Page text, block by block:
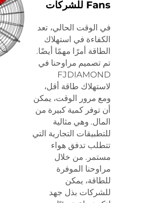
Fans للشركات
في الوقت الحالي، تعد
الكفاءة في استهلاك
الطاقة أمرًا مهمًا أيضًا.
تم تصميم مراوحنا في
FJDIAMOND
لاستهلاك طاقة أقل،
ومع مرور الوقت، يمكن
أن توفر كمية كبيرة من
المال. وهي مثالية
للتطبيقات التجارية التي
تتطلب تدفق هواء
مستمر. من خلال
مراوحنا الموفرة
للطاقة، يمكن
للشركات بذل جهد